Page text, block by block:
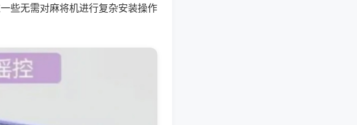
些无需对麻将机进行复杂安装操作